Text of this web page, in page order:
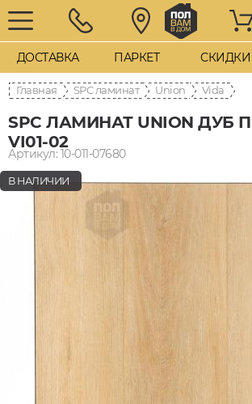
ДОСТАВКА ПАРКЕТ СКИДКИ
Главная SPC ламинат Union Vida
SPC ЛАМИНАТ UNION ДУБ
VI01-02
Артикул: 10-011-07680
В НАЛИЧИИ